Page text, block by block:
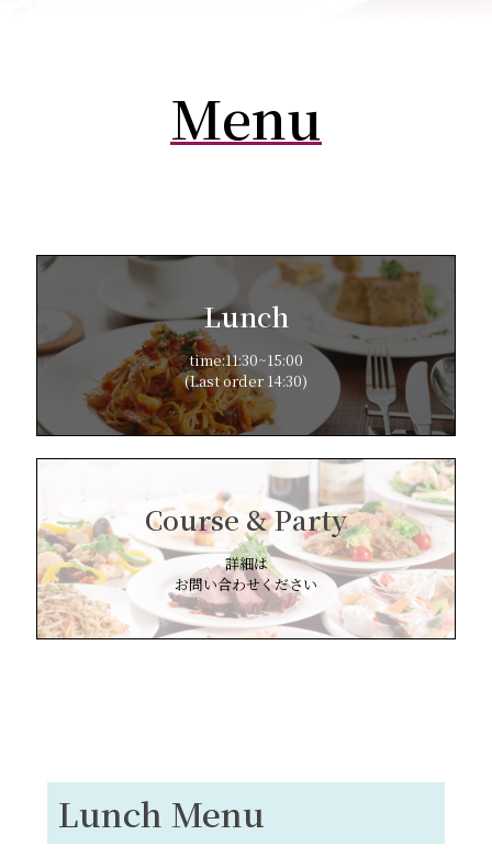
Menu
Lunch
time:11:30~15:00
(Last order 14:30)
Course & Party
詳細は
お問い合わせください
Lunch Menu